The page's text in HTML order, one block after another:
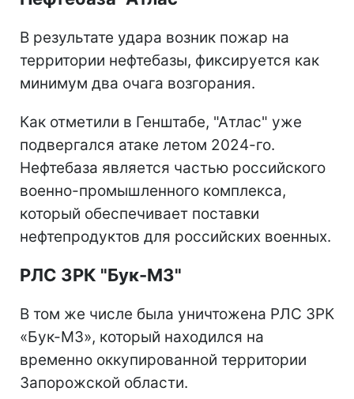
В результате удара возник пожар на
территории нефтебазы, фиксируется как
минимум два очага возгорания.
Как отметили в Генштабе, "Атлас" уже
подвергался атаке летом 2024-го.
Нефтебаза является частью российского
военно-промышленного комплекса,
который обеспечивает поставки
нефтепродуктов для российских военных.
РЛС ЗРК "Бук-М3"
В том же числе была уничтожена РЛС ЗРК
«Бук-М3», который находился на
временно оккупированной территории
Запорожской области.